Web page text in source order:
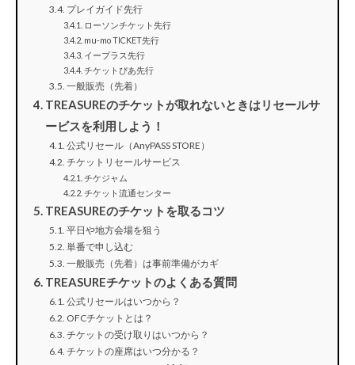
プレイガイド先行
ローソンチケット先行
mu-mo TICKET先行
イープラス先行
チケットぴあ先行
一般販売（先着）
TREASUREのチケットが取れないときはリセールサ
ービスを利用しよう！
公式リセール（AnyPASS STORE）
チケットリセールサービス
チケジャム
チケット流通センター
TREASUREのチケットを取るコツ
平日や地方会場を狙う
単番で申し込む
一般販売（先着）は事前準備がカギ
TREASUREチケットのよくある質問
公式リセールはいつから？
OFCチケットとは？
チケットの受け取りはいつから？
チケットの座席はいつ分かる？